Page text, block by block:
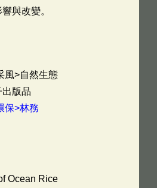
與改變。
風>自然生態
版品
保>林務
Ocean Rice